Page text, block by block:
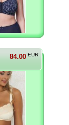
84.00 EUR